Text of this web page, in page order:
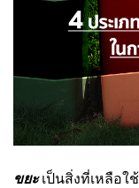
ขยะเป็นสิ่งที่เหลือใ